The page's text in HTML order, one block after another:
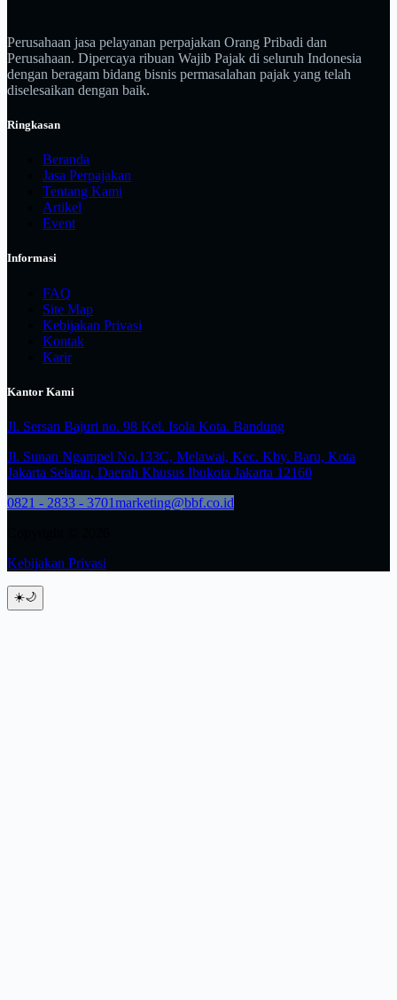
Perusahaan jasa pelayanan perpajakan Orang Pribadi dan
Perusahaan. Dipercaya ribuan Wajib Pajak di seluruh Indonesia
dengan beragam bidang bisnis permasalahan pajak yang telah
diselesaikan dengan baik.
Ringkasan
Beranda
Jasa Perpajakan
Tentang Kami
Artikel
Event
Informasi
FAQ
Site Map
Kebijakan Privasi
Kontak
Karir
Kantor Kami
Jl. Sersan Bajuri no. 98 Kel. Isola Kota. Bandung
Jl. Sunan Ngampel No.133C, Melawai, Kec. Kby. Baru, Kota
Jakarta Selatan, Daerah Khusus Ibukota Jakarta 12160
0821 - 2833 - 3701marketing@bbf.co.id
Kebijakan Privasi
☀️🌙